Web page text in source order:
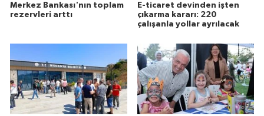
Merkez Bankası'nın toplam
rezervleri arttı
E-ticaret devinden işten
çıkarma kararı: 220
çalışanla yollar ayrılacak